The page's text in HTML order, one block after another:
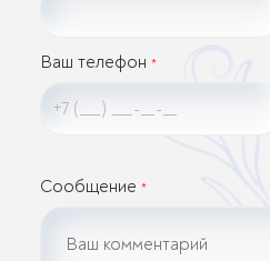
Ваш телефон *
Сообщение *